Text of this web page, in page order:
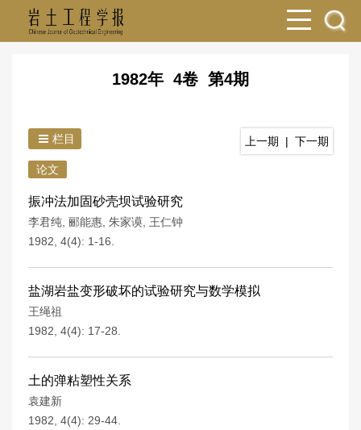
1982年 4卷 第4期
栏目 上一期 | 下一期
论文
振冲法加固砂壳坝试验研究
李君纯 郦能惠 朱家谟 王仁钟
1982, 4(4): 1-16.
盐湖岩盐变形破坏的试验研究与数学模拟
王绳祖
1982, 4(4): 17-28.
土的弹粘塑性关系
袁建新
1982, 4(4): 29-44.